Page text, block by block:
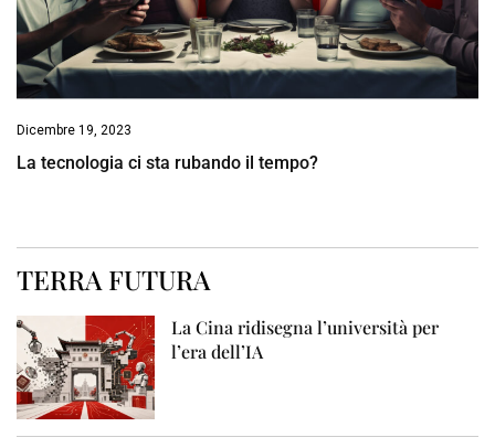
Dicembre 19, 2023
La tecnologia ci sta rubando il tempo?
TERRA FUTURA
La Cina ridisegna l’università per
l’era dell’IA